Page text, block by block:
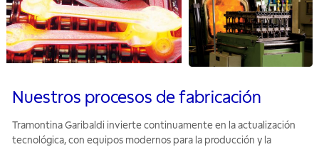
Nuestros procesos de fabricación
Tramontina Garibaldi invierte continuamente en la actualización
tecnológica, con equipos modernos para la producción y la